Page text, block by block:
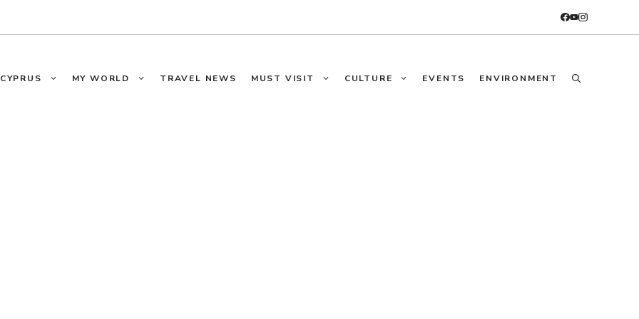
CYPRUS MY WORLD TRAVEL NEWS MUST VISIT CULTURE EVENTS ENVIRONMENT